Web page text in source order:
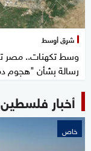
شرق أوسط
وسط تكهنات.. مصر
رسالة بشأن "هجوم
أخبار فلسطين
خاص